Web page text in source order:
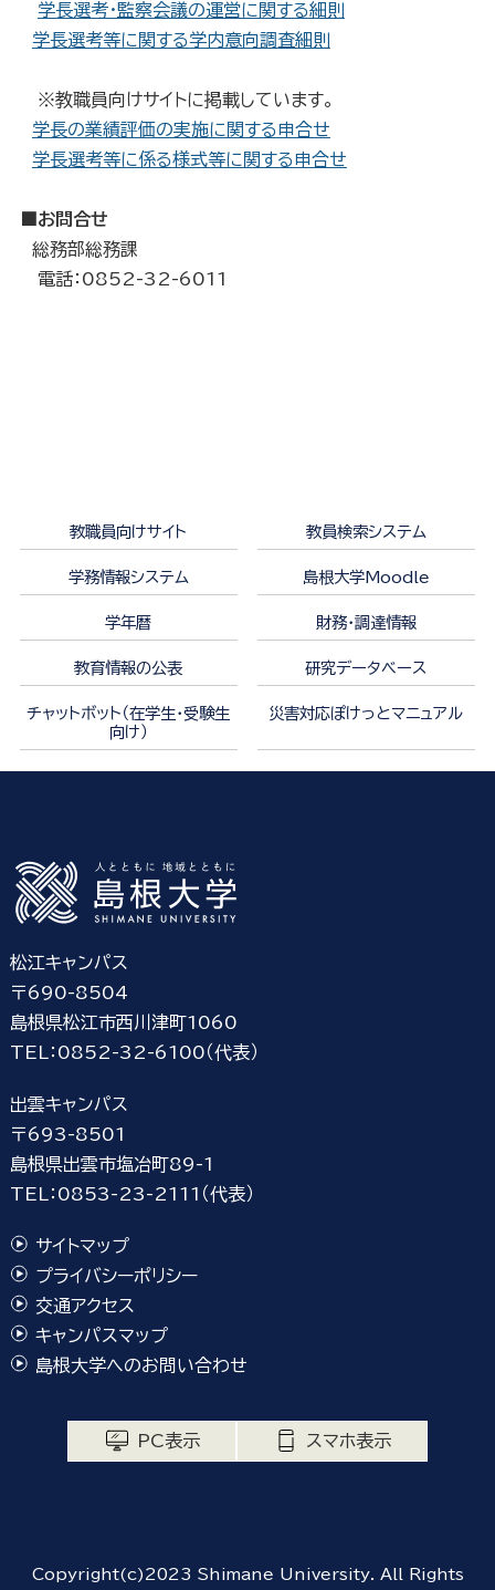
学長選考・監察会議の運営に関する細則
学長選考等に関する学内意向調査細則
※教職員向けサイトに掲載しています。
学長の業績評価の実施に関する申合せ
学長選考等に係る様式等に関する申合せ
■お問合せ
総務部総務課
電話：0852-32-6011
教職員向けサイト 教員検索システム
学務情報システム 島根大学Moodle
学年暦 財務・調達情報
教育情報の公表 研究データベース
チャットボット（在学生・受験生
向け）
災害対応ぽけっとマニュアル
松江キャンパス
〒690-8504
島根県松江市西川津町1060
TEL：0852-32-6100（代表）
出雲キャンパス
〒693-8501
島根県出雲市塩冶町89-1
TEL：0853-23-2111（代表）
サイトマップ
プライバシーポリシー
交通アクセス
キャンパスマップ
島根大学へのお問い合わせ
PC表示 スマホ表示
Copyright(c)2023 Shimane University. All Rights